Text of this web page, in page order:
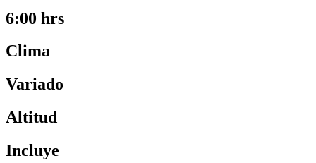
6:00 hrs
Clima
Variado
Altitud
Incluye